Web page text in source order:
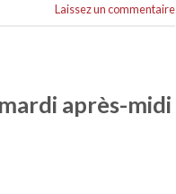
Laissez un commentaire
après-midi